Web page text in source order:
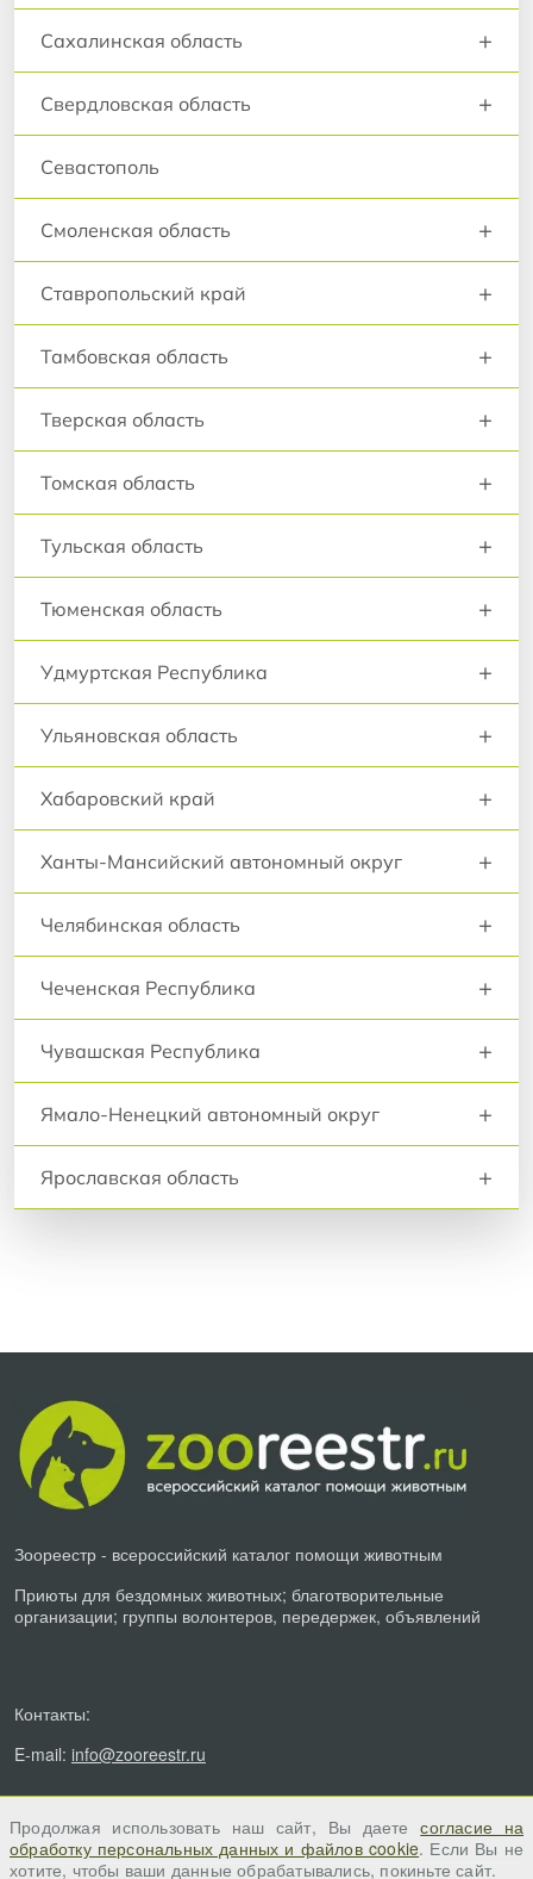
Сахалинская область +
Свердловская область +
Севастополь
Смоленская область +
Ставропольский край +
Тамбовская область +
Тверская область +
Томская область +
Тульская область +
Тюменская область +
Удмуртская Республика +
Ульяновская область +
Хабаровский край +
Ханты-Мансийский автономный округ +
Челябинская область +
Чеченская Республика +
Чувашская Республика +
Ямало-Ненецкий автономный округ +
Ярославская область +
Зоореестр - всероссийский каталог помощи животным
Приюты для бездомных животных; благотворительные
организации; группы волонтеров, передержек, объявлений
Контакты:
E-mail: info@zooreestr.ru
Продолжая использовать наш сайт, Вы даетесогласие на
обработку персональных данных и файлов cookie. Если Вы не
хотите, чтобы ваши данные обрабатывались, покиньте сайт.